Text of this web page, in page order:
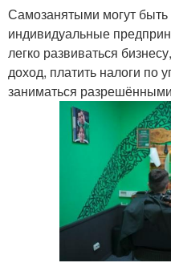
Самозанятыми могут быть
индивидуальные
легко развиваться
доход, платить налоги по
заниматься